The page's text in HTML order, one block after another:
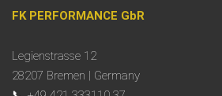
FK PERFORMANCE GbR
Legienstrasse 12
28207 Bremen | Germany